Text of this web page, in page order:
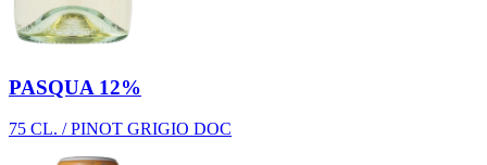
PASQUA 12%
75 CL. / PINOT GRIGIO DOC